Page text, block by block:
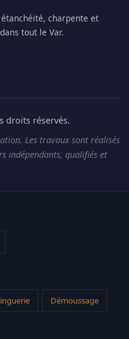
charpente et
tout le Var.
droits réservés.
Les travaux sont réalisés
indépendants, qualifiés et
Démoussage